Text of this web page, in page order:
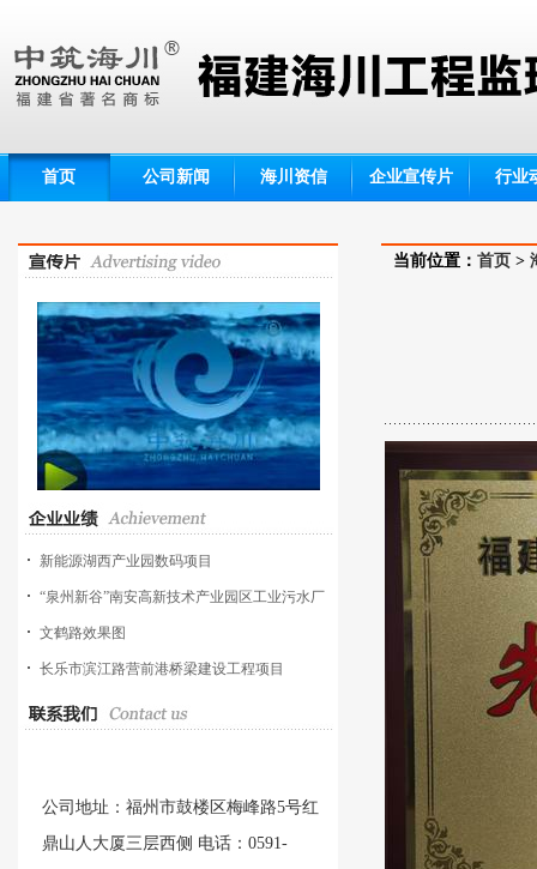
首页 公司新闻 海川资信 企业宣传片 行业
新能源湖西产业园数码项目
“泉州新谷”南安高新技术产业园区工业污水厂
工程
文鹤路效果图
长乐市滨江路营前港桥梁建设工程项目
公司地址：福州市鼓楼区梅峰路5号红
鼎山人大厦三层西侧 电话：0591-
当前位置： 首页 >